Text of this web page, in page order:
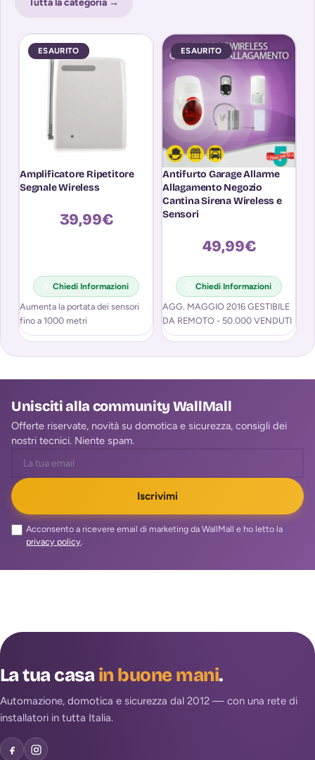
ESAURITO
Amplificatore Ripetitore
Segnale Wireless
39,99€
Chiedi Informazioni
Aumenta la portata dei sensori
fino a 1000 metri
ESAURITO
Antifurto Garage Allarme
Allagamento Negozio
Cantina Sirena Wireless e
Sensori
49,99€
Chiedi Informazioni
AGG. MAGGIO 2016 GESTIBILE
DA REMOTO - 50.000 VENDUTI
Unisciti alla community WallMall
Offerte riservate, novità su domotica e sicurezza, consigli dei
nostri tecnici. Niente spam.
Iscrivimi
Acconsento a ricevere email di marketing da WallMall e ho letto la
privacy policy.
La tua casain buone mani.
Automazione, domotica e sicurezza dal 2012 — con una rete di
installatori in tutta Italia.